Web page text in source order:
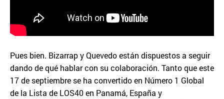
Pues bien. Bizarrap y Quevedo están dispuestos a seguir
dando de qué hablar con su colaboración. Tanto que este
17 de septiembre se ha convertido en Número 1 Global
de la Lista de LOS40 en Panamá, España y